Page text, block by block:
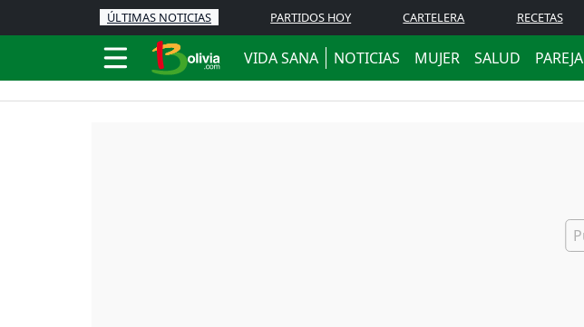
ÚLTIMAS NOTICIAS PARTIDOS HOY CARTELERA RECETAS
VIDA SANA NOTICIAS MUJER SALUD PAREJA